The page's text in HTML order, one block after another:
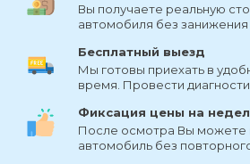
Вы получаете реальную
автомобиля без занижения
Бесплатный выезд
Мы готовы приехать в
время. Провести
Фиксация цены на
После осмотра Вы можете
автомобиль без